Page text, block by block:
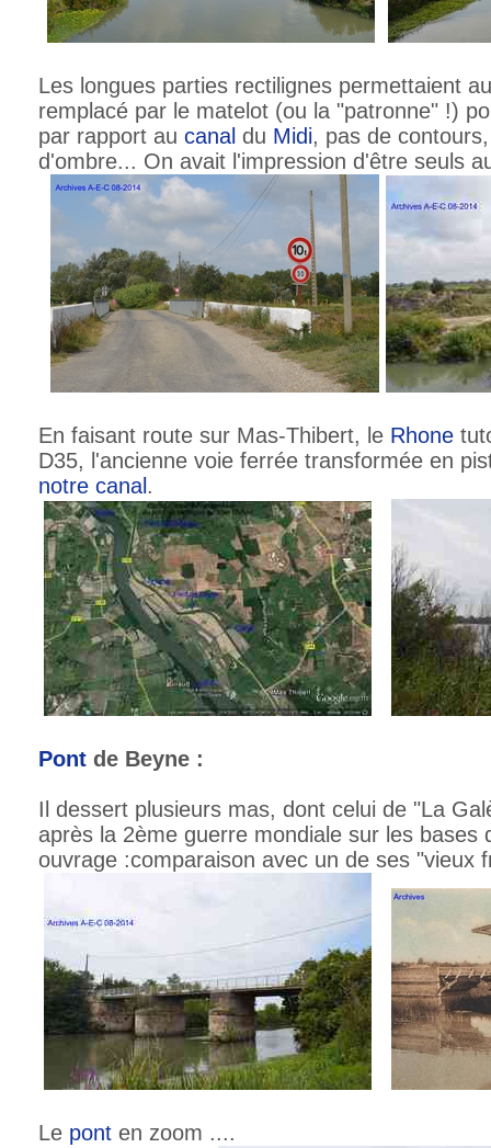
Les longues parties rectilignes permettaient
remplacé par le matelot (ou la "patronne" !)
par rapport au canal du Midi, pas de
d'ombre... On avait l'impression d'être seuls
En faisant route sur Mas-Thibert, le Rhone
D35, l'ancienne voie ferrée transformée en
notre canal .
Pont de Beyne :
Il dessert plusieurs mas, dont celui de "La
après la 2ème guerre mondiale sur les bases
ouvrage :comparaison avec un de ses "vieux
Le pont en zoom ....